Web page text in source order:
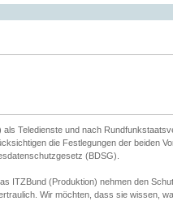
Teledienste und nach
die Festlegungen der beiden
(BDSG).
ITZBund (Produktion) nehmen den
Wir möchten, dass sie wissen,